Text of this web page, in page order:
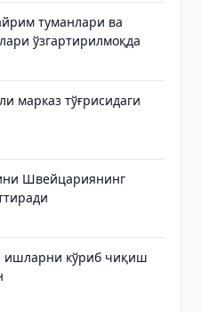
туманлари ва
ўзгартирилмоқда
марказ тўғрисидаги
Швейцариянинг
ишларни кўриб чиқиш